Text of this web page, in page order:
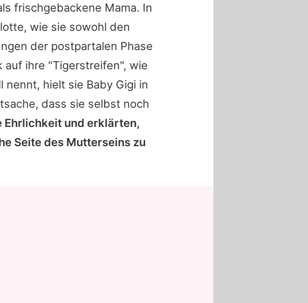
frischgebackene Mama. In
, wie sie sowohl den
der postpartalen Phase
auf ihre "Tigerstreifen", wie
hielt sie Baby Gigi in
dass sie selbst noch
Ehrlichkeit und erklärten,
Seite des Mutterseins zu